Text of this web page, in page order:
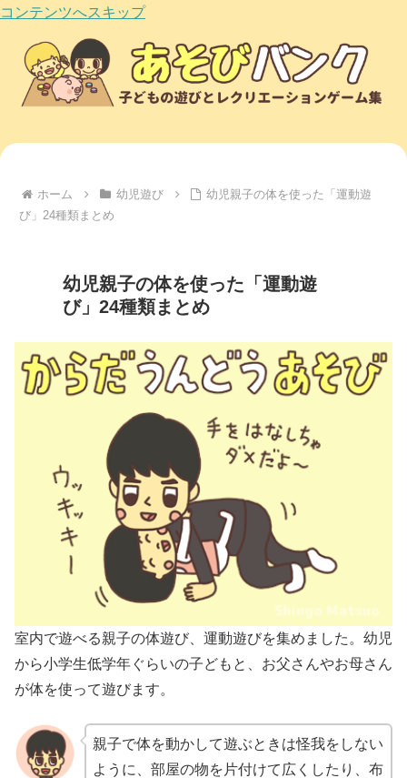
コンテンツへスキップ
ホーム 幼児遊び
幼児親子の体を使った「運動遊
び」24種類まとめ
幼児親子の体を使った「運動遊
び」24種類まとめ
室内で遊べる親子の体遊び、運動遊びを集めました。幼児
から小学生低学年ぐらいの子どもと、お父さんやお母さん
が体を使って遊びます。
親子で体を動かして遊ぶときは怪我をしない
ように、部屋の物を片付けて広くしたり、布